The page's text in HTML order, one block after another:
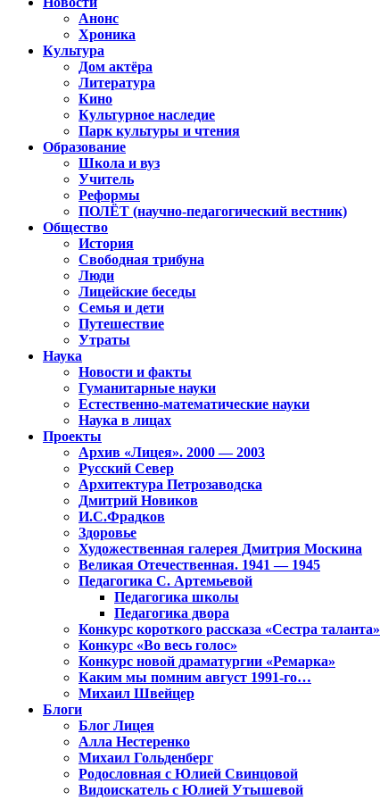
Анонс
Хроника
Культура
Дом актёра
Литература
Кино
Культурное наследие
Парк культуры и чтения
Образование
Школа и вуз
Учитель
Реформы
ПОЛЁТ (научно-педагогический вестник)
Общество
История
Свободная трибуна
Люди
Лицейские беседы
Семья и дети
Путешествие
Утраты
Наука
Новости и факты
Гуманитарные науки
Естественно-математические науки
Наука в лицах
Проекты
Архив «Лицея». 2000 — 2003
Русский Север
Архитектура Петрозаводска
Дмитрий Новиков
И.С.Фрадков
Здоровье
Художественная галерея Дмитрия Москина
Великая Отечественная. 1941 — 1945
Педагогика С. Артемьевой
Педагогика школы
Педагогика двора
Конкурс короткого рассказа «Сестра таланта»
Конкурс «Во весь голос»
Конкурс новой драматургии «Ремарка»
Каким мы помним август 1991-го…
Михаил Швейцер
Блоги
Блог Лицея
Алла Нестеренко
Михаил Гольденберг
Родословная с Юлией Свинцовой
Видоискатель с Юлией Утышевой